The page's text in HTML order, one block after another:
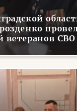
ветеранов СВО